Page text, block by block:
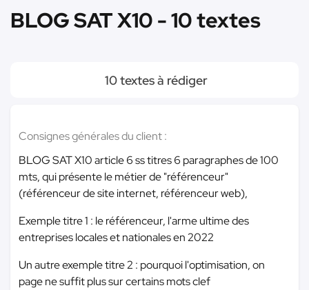
BLOG SAT X10 - 10 textes
10 textes à rédiger
Consignes générales du client :
BLOG SAT X10 article 6 ss titres 6 paragraphes de 100
mts, qui présente le métier de "référenceur"
(référenceur de site internet, référenceur web),
Exemple titre 1 : le référenceur, l'arme ultime des
entreprises locales et nationales en 2022
Un autre exemple titre 2 : pourquoi l'optimisation, on
page ne suffit plus sur certains mots clef